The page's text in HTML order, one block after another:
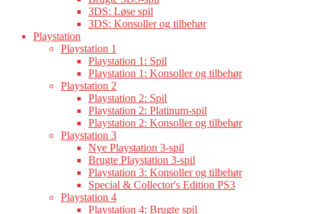
3DS: Løse spil
3DS: Konsoller og tilbehør
Playstation
Playstation 1
Playstation 1: Spil
Playstation 1: Konsoller og tilbehør
Playstation 2
Playstation 2: Spil
Playstation 2: Platinum-spil
Playstation 2: Konsoller og tilbehør
Playstation 3
Nye Playstation 3-spil
Brugte Playstation 3-spil
Playstation 3: Konsoller og tilbehør
Special & Collector's Edition PS3
Playstation 4
Playstation 4: Brugte spil